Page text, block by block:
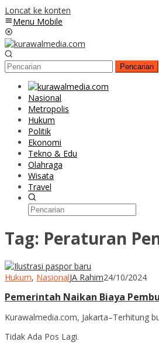
Loncat ke konten
Menu Mobile
Pencarian
Nasional
Metropolis
Hukum
Politik
Ekonomi
Tekno & Edu
Olahraga
Wisata
Travel
Tag: Peraturan
Hukum, NasionalJA Rahim24/10/2024
Pemerintah Naikan Biaya
Kurawalmedia.com, Jakarta–Terhitung
Tidak Ada Pos Lagi.